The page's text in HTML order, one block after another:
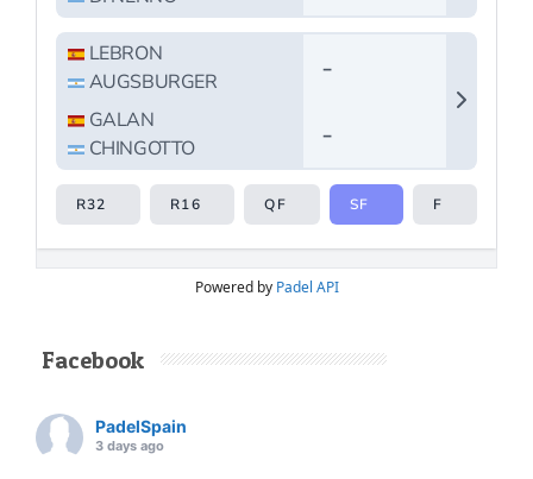
Powered by Padel API
Facebook
PadelSpain
3 days ago